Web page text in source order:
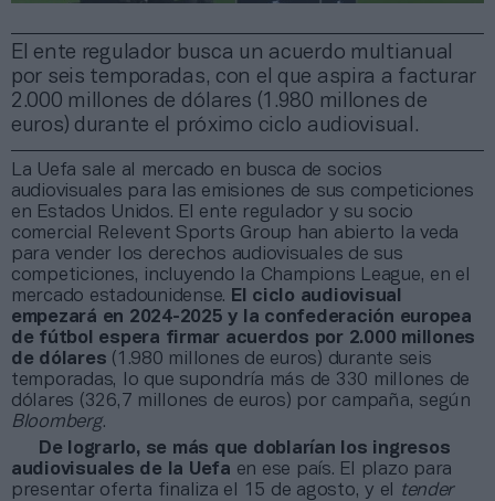
El ente regulador busca un acuerdo multianual
por seis temporadas, con el que aspira a facturar
2.000 millones de dólares (1.980 millones de
euros) durante el próximo ciclo audiovisual.
La Uefa sale al mercado en busca de socios
audiovisuales para las emisiones de sus competiciones
en Estados Unidos. El ente regulador y su socio
comercial Relevent Sports Group han abierto la veda
para vender los derechos audiovisuales de sus
competiciones, incluyendo la Champions League, en el
mercado estadounidense. El ciclo audiovisual
empezará en 2024-2025 y la confederación europea
de fútbol espera firmar acuerdos por 2.000 millones
de dólares (1.980 millones de euros) durante seis
temporadas, lo que supondría más de 330 millones de
dólares (326,7 millones de euros) por campaña, según
Bloomberg.
De lograrlo, se más que doblarían los ingresos
audiovisuales de la Uefa en ese país. El plazo para
presentar oferta finaliza el 15 de agosto, y el
tender